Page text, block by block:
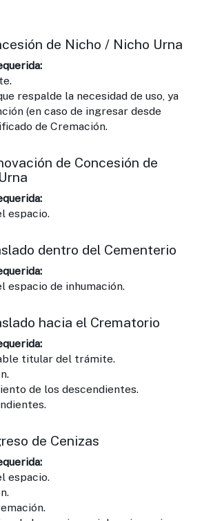
de Nicho / Nicho Urna
respalde la necesidad de uso, ya
(en caso de ingresar desde
de Cremación.
de Concesión de
espacio.
dentro del Cementerio
espacio de inhumación.
hacia el Crematorio
titular del trámite.
de los descendientes.
de Cenizas
espacio.